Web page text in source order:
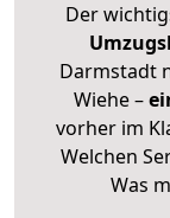
Der
Darmstadt
Wiehe –
vorher im
Welchen
Was